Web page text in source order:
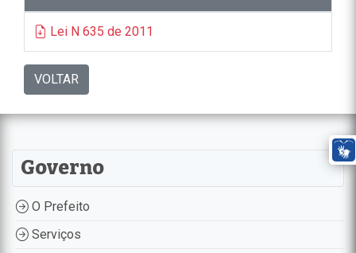
Lei N 635 de 2011
VOLTAR
Governo
O Prefeito
Serviços